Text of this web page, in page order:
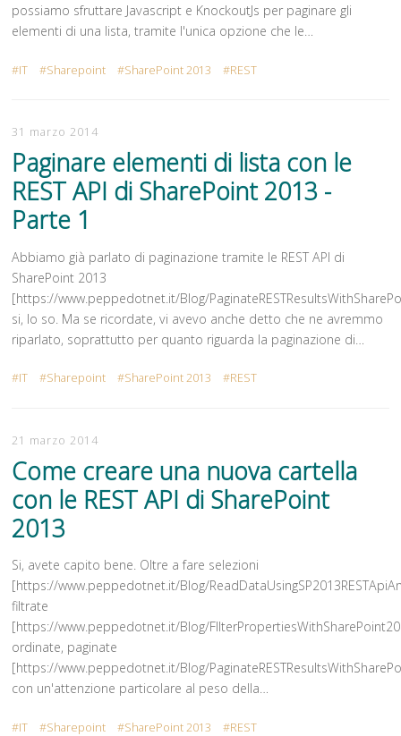
possiamo sfruttare Javascript e KnockoutJs per paginare gli
elementi di una lista, tramite l'unica opzione che le…
IT Sharepoint SharePoint 2013 REST
31 marzo 2014
Paginare elementi di lista con le
REST API di SharePoint 2013 -
Parte 1
Abbiamo già parlato di paginazione tramite le REST API di
SharePoint 2013
[https://www.peppedotnet.it/Blog/
si, lo so. Ma se ricordate, vi avevo anche detto che ne avremmo
riparlato, soprattutto per quanto riguarda la paginazione di…
IT Sharepoint SharePoint 2013 REST
21 marzo 2014
Come creare una nuova cartella
con le REST API di SharePoint
2013
Si, avete capito bene. Oltre a fare selezioni
[https://www.peppedotnet.it/Blog/
filtrate
[https://www.peppedotnet.it/Blog/
ordinate, paginate
[https://www.peppedotnet.it/Blog/
con un'attenzione particolare al peso della…
IT Sharepoint SharePoint 2013 REST